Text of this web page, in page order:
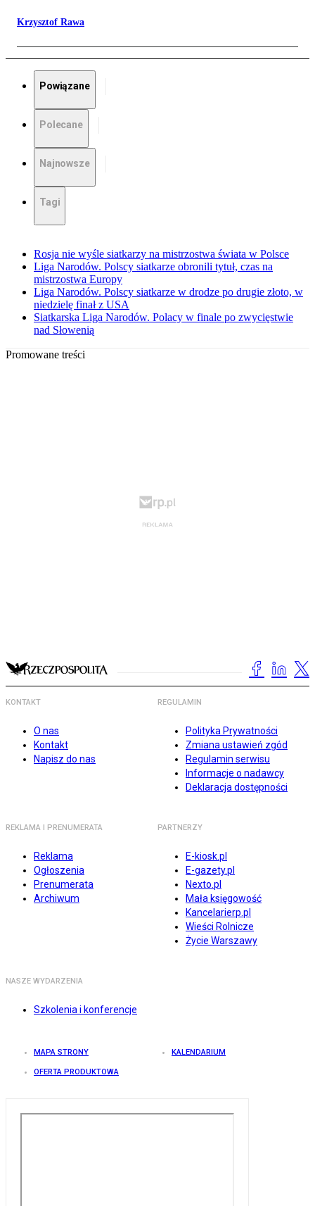
Krzysztof Rawa
Powiązane
Polecane
Najnowsze
Tagi
Rosja nie wyśle siatkarzy na mistrzostwa świata w Polsce
Liga Narodów. Polscy siatkarze obronili tytuł, czas na
mistrzostwa Europy
Liga Narodów. Polscy siatkarze w drodze po drugie złoto, w
niedzielę finał z USA
Siatkarska Liga Narodów. Polacy w finale po zwycięstwie
nad Słowenią
Promowane treści
KONTAKT
O nas
Kontakt
Napisz do nas
REGULAMIN
Polityka Prywatności
Zmiana ustawień zgód
Regulamin serwisu
Informacje o nadawcy
Deklaracja dostępności
REKLAMA I PRENUMERATA
Reklama
Ogłoszenia
Prenumerata
Archiwum
PARTNERZY
E-kiosk.pl
E-gazety.pl
Nexto.pl
Mała księgowość
Kancelarierp.pl
Wieści Rolnicze
Życie Warszawy
NASZE WYDARZENIA
Szkolenia i konferencje
MAPA STRONY KALENDARIUM
OFERTA PRODUKTOWA